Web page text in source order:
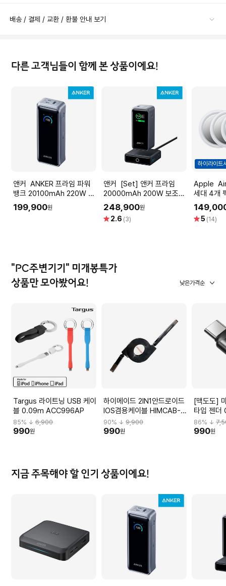
배송 / 결제 / 교환 / 환불 안내 보기
다른 고객님들이 함께 본 상품이에요!
앤커 ANKER 프라임 파워
뱅크 20100mAh 220W 보
조배터리 A110B
199,900원
앤커 [Set] 앤커 프라임
20000mAh 200W 보조배
터리 A1336 + 충전 스테이
션 100W A1902
248,900원
별 2.6 (3)
하이라이트
Apple AirTag 에어태그 1
세대 4개
별5 (14)
"PC주변기기" 미개봉특가
상품만 모아봤어요!
낮은가격순
Targus 라이트닝 USB 케이
블 0.09m ACC996AP
85% ↓ 6,900
990원
하이메이드 2IN1안드로이드
IOS겸용케이블 HIMCAB-
H001
90% ↓9,900
990원
[맥도도]
타입 젠
86% ↓
990원
지금 주목해야 할 인기 상품이에요!